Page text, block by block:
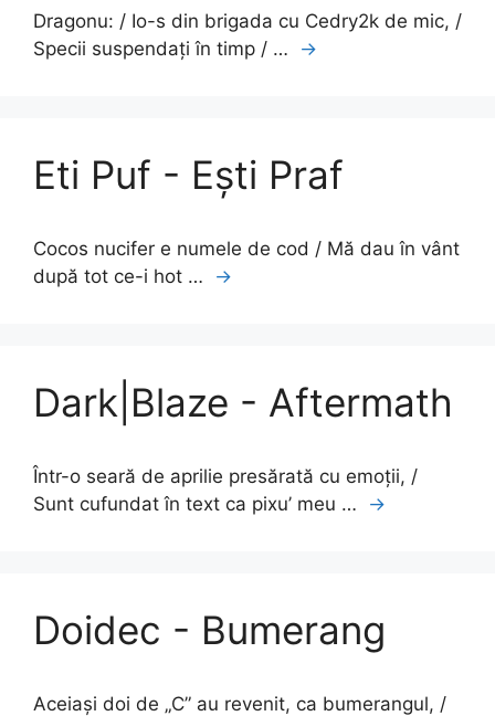
Dragonu: / Io-s din brigada cu Cedry2k de mic, /
Specii suspendați în timp / …
→
Eti Puf - Ești Praf
Cocos nucifer e numele de cod / Mă dau în vânt
după tot ce-i hot …
→
Dark|Blaze - Aftermath
Într-o seară de aprilie presărată cu emoții, /
Sunt cufundat în text ca pixu’ meu …
→
Doidec - Bumerang
Aceiași doi de „C” au revenit, ca bumerangul, /